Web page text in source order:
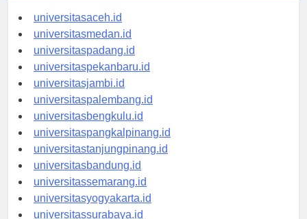
universitasaceh.id
universitasmedan.id
universitaspadang.id
universitaspekanbaru.id
universitasjambi.id
universitaspalembang.id
universitasbengkulu.id
universitaspangkalpinang.id
universitastanjungpinang.id
universitasbandung.id
universitassemarang.id
universitasyogyakarta.id